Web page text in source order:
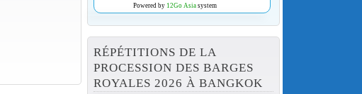
Powered by 12Go Asiasystem
RÉPÉTITIONS DE LA
PROCESSION DES BARGES
ROYALES 2026 À BANGKOK